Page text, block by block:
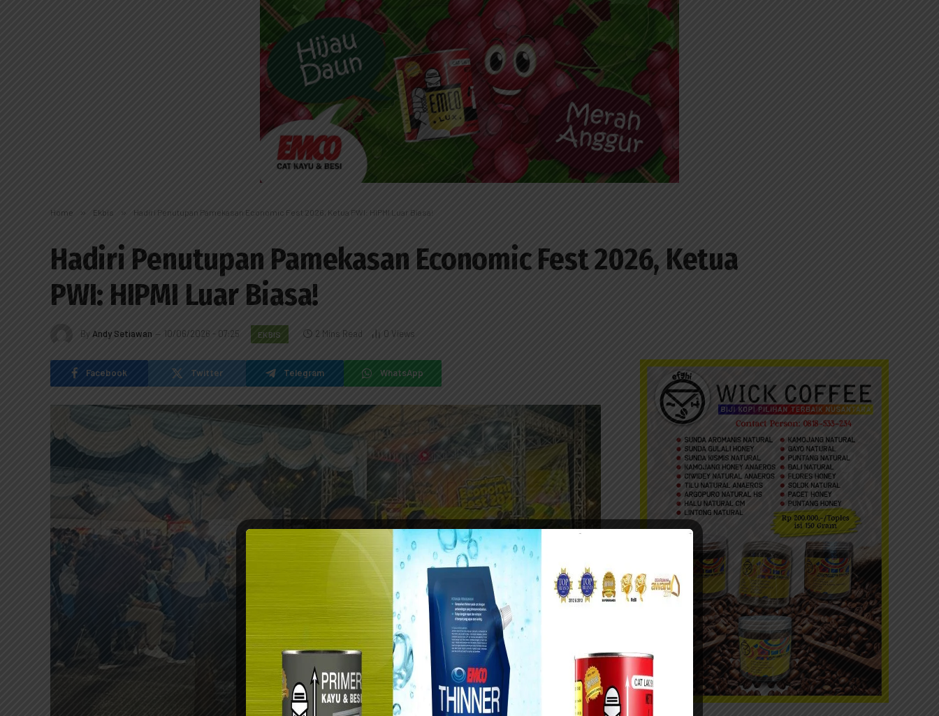
Home » Ekbis » Hadiri Penutupan Pamekasan Economic Fest 2026, Ketua PWI: HIPMI Luar Biasa!
Hadiri Penutupan Pamekasan Economic Fest 2026, Ketua
PWI: HIPMI Luar Biasa!
By Andy Setiawan 10/06/2026 - 07:25 EKBIS 2 Mins Read 0 Views
Facebook Twitter Telegram WhatsApp